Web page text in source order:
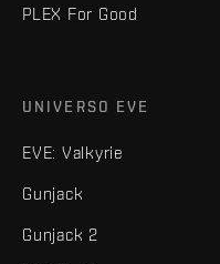
PLEX For Good
UNIVERSO EVE
EVE: Valkyrie
Gunjack
Gunjack 2